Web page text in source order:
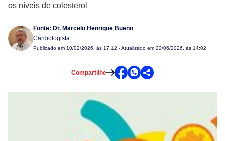
os níveis de colesterol
Fonte: Dr. Marcelo Henrique Bueno
Cardiologista
Publicado em 10/02/2026, às 17:12 - Atualizado em 22/06/2026, às 14:02
Compartilhe